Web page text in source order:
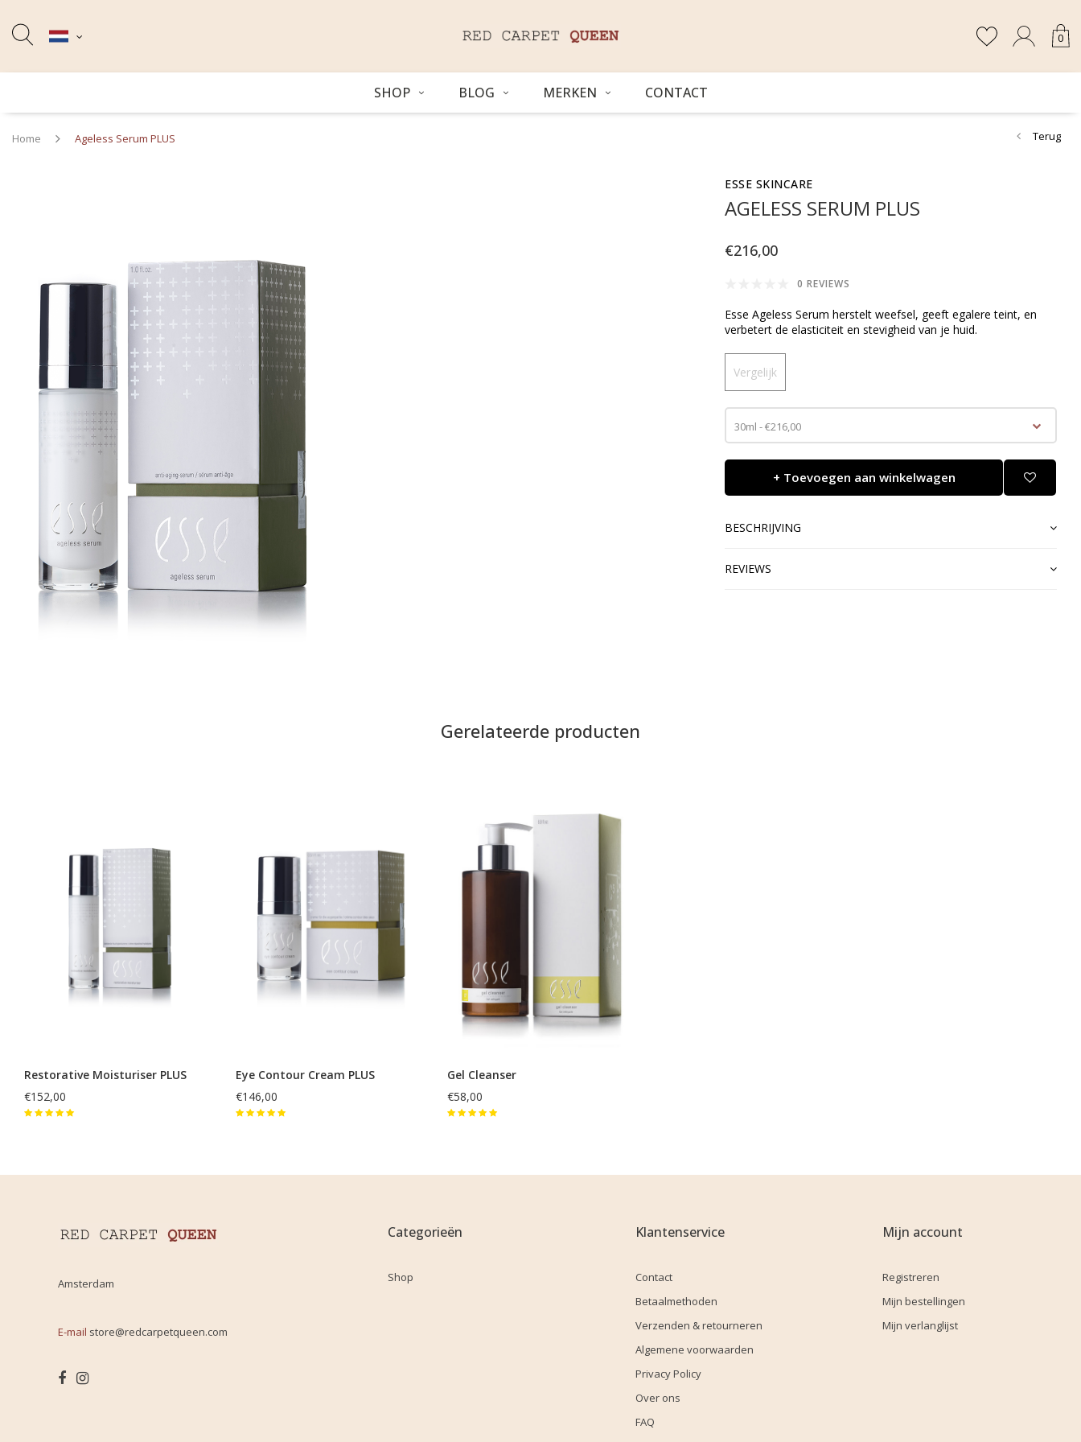
0
SHOP BLOG MERKEN CONTACT
Home Ageless Serum PLUS Terug
ESSE SKINCARE
AGELESS SERUM PLUS
€216,00
0 REVIEWS
Esse Ageless Serum herstelt weefsel, geeft egalere teint, en
verbetert de elasticiteit en stevigheid van je huid.
Vergelijk
30ml - €216,00
+ Toevoegen aan winkelwagen
BESCHRIJVING
REVIEWS
Gerelateerde producten
Restorative Moisturiser PLUS
€152,00
Eye Contour Cream PLUS
€146,00
Gel Cleanser
€58,00
Amsterdam
E-mail store@redcarpetqueen.com
Categorieën
Shop
Klantenservice
Contact
Betaalmethoden
Verzenden & retourneren
Algemene voorwaarden
Privacy Policy
Over ons
FAQ
Mijn account
Registreren
Mijn bestellingen
Mijn verlanglijst